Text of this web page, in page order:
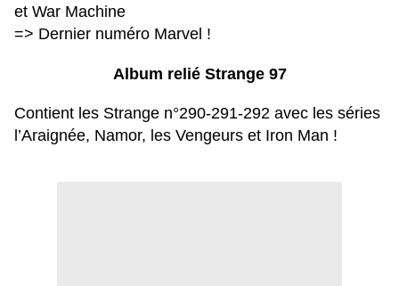
et War Machine
=> Dernier numéro Marvel !
Album relié Strange 97
Contient les Strange n°290-291-292 avec les séries
l’Araignée, Namor, les Vengeurs et Iron Man !